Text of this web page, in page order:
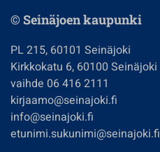
© Seinäjoen kaupunki
PL 215, 60101 Seinäjoki
Kirkkokatu 6, 60100 Seinäjoki
vaihde 06 416 2111
kirjaamo@seinajoki.fi
info@seinajoki.fi
etunimi.sukunimi@seinajoki.fi